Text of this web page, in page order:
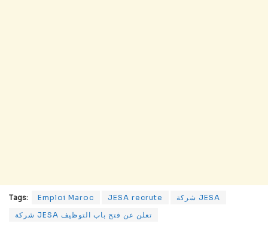
Tags: Emploi Maroc JESA recrute
شركة JESA
شركة JESA تعلن عن فتح باب التوظيف